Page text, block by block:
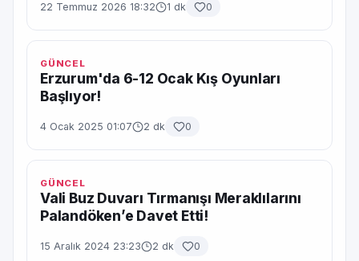
22 Temmuz 2026 18:32 1 dk 0
GÜNCEL
Erzurum'da 6-12 Ocak Kış Oyunları
Başlıyor!
4 Ocak 2025 01:07 2 dk 0
GÜNCEL
Vali Buz Duvarı Tırmanışı Meraklılarını
Palandöken’e Davet Etti!
15 Aralık 2024 23:23 2 dk 0